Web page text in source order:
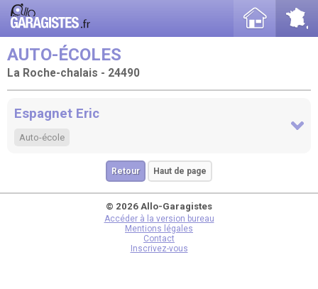
AUTO-ÉCOLES
La Roche-chalais - 24490
Espagnet Eric
Auto-école
Retour Haut de page
© 2026 Allo-Garagistes
Accéder à la version bureau
Mentions légales
Contact
Inscrivez-vous